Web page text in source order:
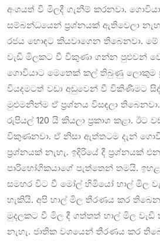
අංශයත් වී මිලදී ගැනීම් කරනවා.
සම්බන්ධයෙන් ප්‍රශ්නයක් ඇතිවෙලා
රජය හොඳට කියවාගෙන තිබෙනවා.
වැඩි මිලකට වී විකුණා ගන්න පුළුවන්
ගොවියාට මෙතෙක් කල් තිබුණු ලොකුම
වියදමටත් වඩා අඩුවෙන් වී විකිණීමට
මුළුමනින්ම ඒ ප්‍රශ්නය විසඳලා
රුපියල් 120 යි කියලා ප්‍රකාශ කළා. ඊට
විකුණනවා. ඒ නිසා ඇත්තටම දැන්
ප්‍රශ්නයක් නැහැ. ඉදිරියේ දී ප්‍රශ්නයක්
පාරිභෝගිකයාගේ පැත්තෙන් තමයි.
සමහර විට වී මෝල් හිමියෝ හාල් මිල
හැකියි. අපි හාල් මිල තීරණය කර
මුදලකට වී මිල දී ගත්තත් හාල් මිල
නැහැ. ජාතික වශයෙන් තීරණය කර